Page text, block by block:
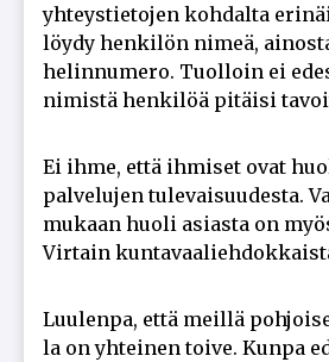
yh­teys­tie­to­jen koh­dal­ta
löy­dy hen­ki­lön ni­meä,
he­lin­nu­me­ro. Tuol­loin ei
ni­mis­tä hen­ki­löä pi­täi­si
Ei ih­me, et­tä ih­mi­set ovat
pal­ve­lu­jen tu­le­vai­suu­des­ta.
mu­kaan huo­li asi­as­ta on
Vir­tain
Luu­len­pa, et­tä meil­lä
la on yh­tei­nen toi­ve. Kun­pa